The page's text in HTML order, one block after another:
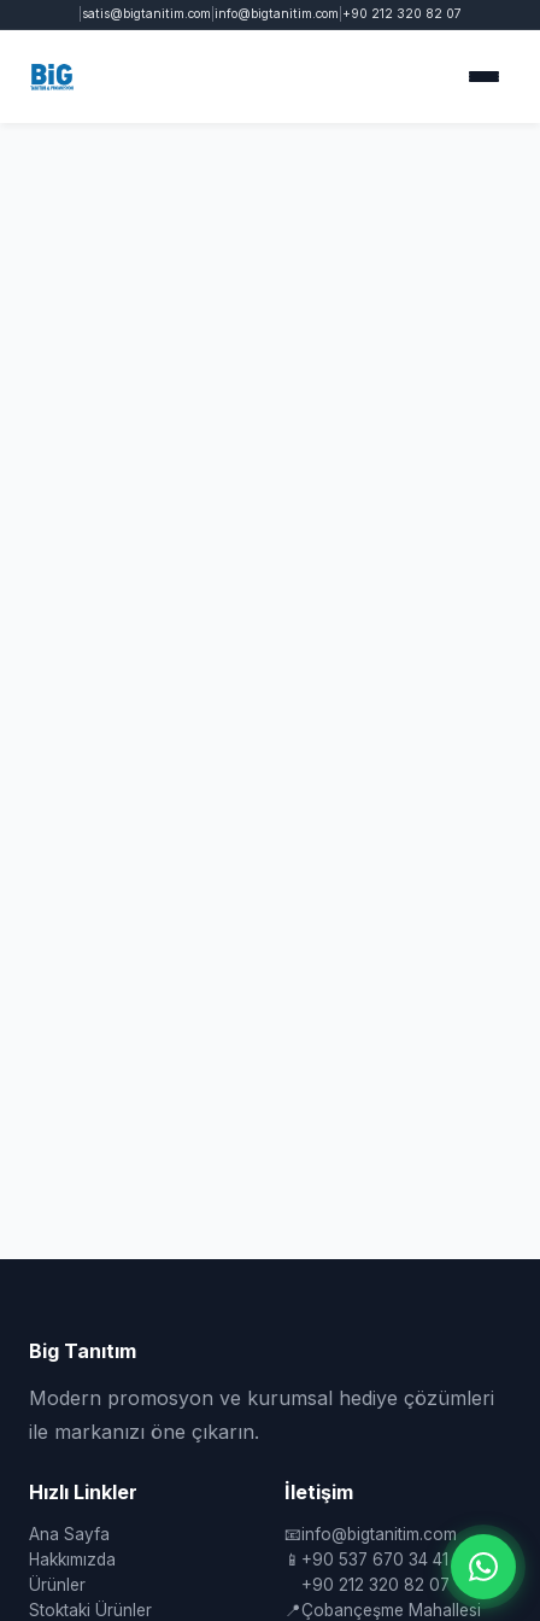
satis@bigtanitim.com info@bigtanitim.com +90 212 320 82 07
Big Tanıtım
Modern promosyon ve kurumsal hediye çözümleri
ile markanızı öne çıkarın.
Hızlı Linkler
Ana Sayfa
Hakkımızda
Ürünler
Stoktaki Ürünler
İletişim
📧info@bigtanitim.com
📱 +90 537 670 34 41
+90 212 320 82 07
📍Çobançeşme Mahallesi